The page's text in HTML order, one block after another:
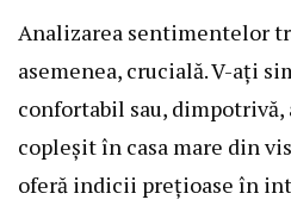
Analizarea sentimentelor
asemenea, crucială. V-ați
confortabil sau, dimpotrivă,
copleșit în casa mare din
oferă indicii prețioase în